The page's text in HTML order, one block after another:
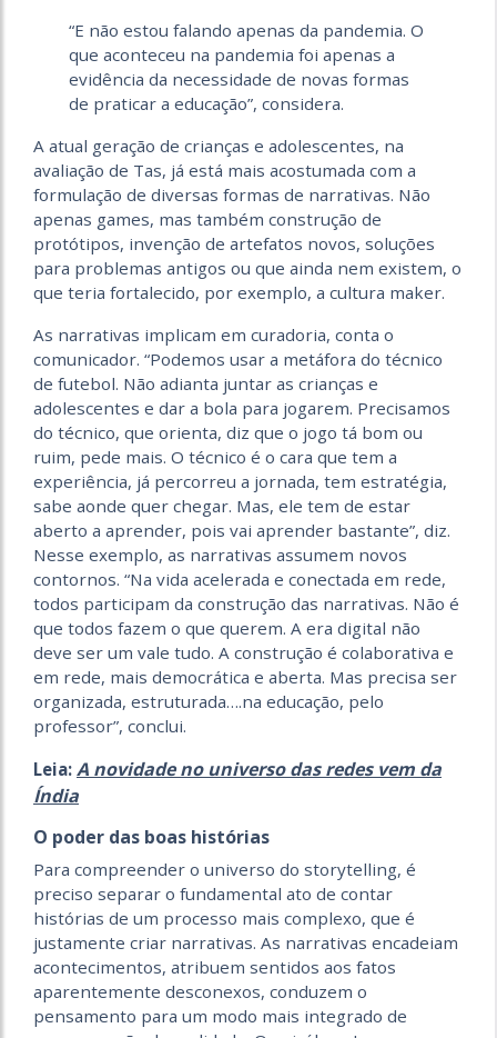
“E não estou falando apenas da pandemia. O
que aconteceu na pandemia foi apenas a
evidência da necessidade de novas formas
de praticar a educação”, considera.
A atual geração de crianças e adolescentes, na
avaliação de Tas, já está mais acostumada com a
formulação de diversas formas de narrativas. Não
apenas games, mas também construção de
protótipos, invenção de artefatos novos, soluções
para problemas antigos ou que ainda nem existem, o
que teria fortalecido, por exemplo, a cultura maker.
As narrativas implicam em curadoria, conta o
comunicador. “Podemos usar a metáfora do técnico
de futebol. Não adianta juntar as crianças e
adolescentes e dar a bola para jogarem. Precisamos
do técnico, que orienta, diz que o jogo tá bom ou
ruim, pede mais. O técnico é o cara que tem a
experiência, já percorreu a jornada, tem estratégia,
sabe aonde quer chegar. Mas, ele tem de estar
aberto a aprender, pois vai aprender bastante”, diz.
Nesse exemplo, as narrativas assumem novos
contornos. “Na vida acelerada e conectada em rede,
todos participam da construção das narrativas. Não é
que todos fazem o que querem. A era digital não
deve ser um vale tudo. A construção é colaborativa e
em rede, mais democrática e aberta. Mas precisa ser
organizada, estruturada….na educação, pelo
professor”, conclui.
Leia: A novidade no universo das redes vem da
Índia
O poder das boas histórias
Para compreender o universo do storytelling, é
preciso separar o fundamental ato de contar
histórias de um processo mais complexo, que é
justamente criar narrativas. As narrativas encadeiam
acontecimentos, atribuem sentidos aos fatos
aparentemente desconexos, conduzem o
pensamento para um modo mais integrado de